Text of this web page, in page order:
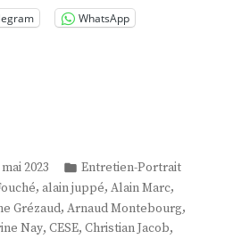
WhatsApp
2023
Publié
dans
Entretien-Portrait
, alain juppé, Alain Marc,
Grézaud, Arnaud Montebourg,
Nay, CESE, Christian Jacob,